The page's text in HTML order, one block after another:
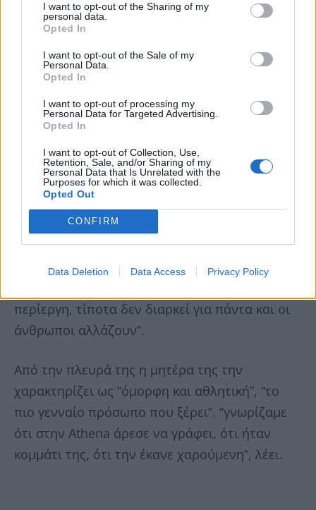
I want to opt-out of the Sharing of my
personal data.
Opted In
I want to opt-out of the Sale of my
Personal Data.
Opted In
I want to opt-out of processing my
Personal Data for Targeted Advertising.
Opted In
I want to opt-out of Collection, Use,
Retention, Sale, and/or Sharing of my
Personal Data that Is Unrelated with the
Purposes for which it was collected.
Opted Out
CONFIRM
Data Deletion Data Access Privacy Policy
Η Athena, που πίσω της άφησε έκτος από τους
γονείς της άλλες έξι αδελφές και τρεις
αδελφούς, συγκίνησε όλη την οικογένεια
μιλώντας για τον έρωτα. “Θέλω να ερωτευτώ
κάποιον που θα μπορώ να του ανοίξω την
περίεργη, τίποτα δεν διαρκεί για πάντα και οι
άνθρωποι αλλάζουν”.
Από την πλευρά της η μητέρα της την
χαρακτηρίζει ως “όμορφη και αθλητική”, “το
πιο γενναίο πρόσωπο που ξέρει”. “γνωρίζαμε
ότι στην Athena άρεσε να γράφει, ότι ήταν
κομμάτι της, ότι την έκανε χαρούμενη”, λέει.